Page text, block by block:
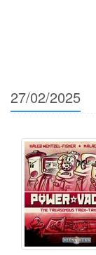
27/02/2025